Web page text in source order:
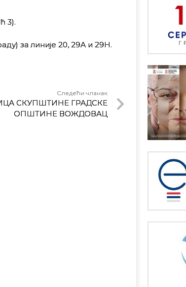
3).
за линије 20, 29А и 29Н.
Следећи чланак
СКУПШТИНЕ ГРАДСКЕ
ОПШТИНЕ ВОЖДОВАЦ